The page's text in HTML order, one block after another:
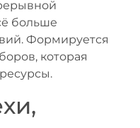
больше
Формируется
которая